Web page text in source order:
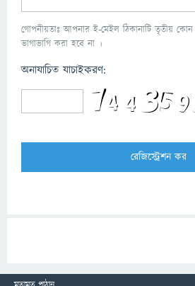
গোপনীয়তাঃ আপনার ই-মেইল ঠিকানাটি তৃতীয় কোন
ভাগাভাগি করা হবে না ।
অনাযাচিত যাচাইকরণ: